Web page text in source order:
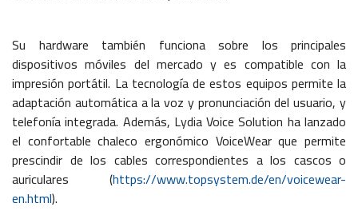
Su hardware también funciona sobre los principales
dispositivos móviles del mercado y es compatible con la
impresión portátil. La tecnología de estos equipos permite la
adaptación automática a la voz y pronunciación del usuario, y
telefonía integrada. Además, Lydia Voice Solution ha lanzado
el confortable chaleco ergonómico VoiceWear que permite
prescindir de los cables correspondientes a los cascos o
auriculares (https://www.topsystem.de/en/voicewear-
en.html).